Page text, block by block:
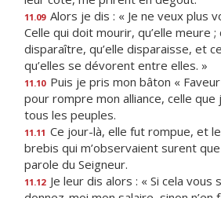
11.09 Alors je dis : « Je ne veux plus
Celle qui doit mourir, qu’elle meure
disparaître, qu’elle disparaisse, et
qu’elles se dévorent entre elles. »
11.10 Puis je pris mon bâton «
pour rompre mon alliance, celle que
tous les peuples.
11.11 Ce jour-là, elle fut rompue, et
brebis qui m’observaient surent que
parole du Seigneur.
11.12 Je leur dis alors : « Si cela vous